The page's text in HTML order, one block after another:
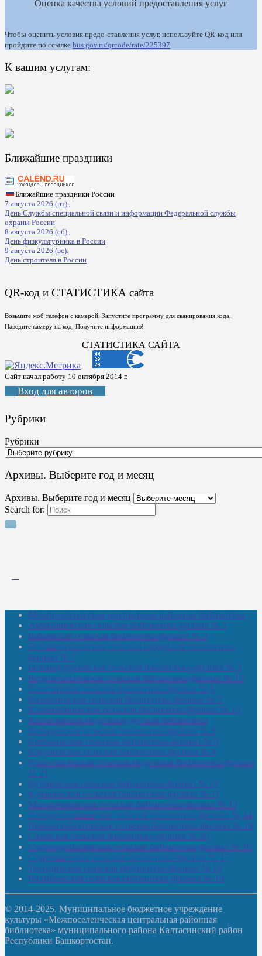
Оценка качества условий предоставления услуг
Чтобы оценить условия предо-ставления услуг, используйте QR-код или
пройдите по ссылке bus.gov.ru/qrcode/rate/225397
К вашим услугам:
Ближайшие праздники
Ближайшие праздники России
7 августа 2026 (пт):
День Службы специальной связи и информации Федеральной службы
охраны России
8 августа 2026 (сб):
День физкультурника в России
9 августа 2026 (вс):
День строителя в России
QR-код и СТАТИСТИКА сайта
Возьмите моб телефон с камерой, Запустите программу для сканирования кода,
Наведите камеру на код, Получите информацию!
СТАТИСТИКА САЙТА
Сайт начал работу 10 октября 2014 г.
Вход для авторов
Рубрики
Рубрики
Архивы. Выберите год и месяц
Архивы. Выберите год и месяц
Search for:
Межпоселенческая центральная районная библиотека
Амзибашевская сельская библиотека-филиал № 1
Бабаевская сельская библиотека-филиал № 2
Большекачаковская сельская модельная библиотека-
филиал № 7
Большекуразовская сельская библиотека-филиал № 3
Верхнетыхтемская сельская библиотека-филиал № 15
Калегинская сельская библиотека-филиал № 6
Калмашевская сельская библиотека-филиал № 5
Калмиябашевская сельская библиотека-филиал № 13
Калтасинская модельная детская библиотека
Кельтеевская сельская библиотека-филиал № 8
Киебаковская сельская библиотека-филиал № 9
Кокушевская сельская библиотека-филиал № 4
Краснохолмская сельская модельная библиотека-филиал
№ 21
Кутеремская сельская библиотека-филиал № 22
Кучашевская сельская библиотека-филиал № 11
Малокачаковская сельская библиотека-филиал № 12
Нижнекачмашевская сельская библиотека-филиал № 14
Новокильбахтинская сельская библиотека-филиал № 19
Сазовская сельская библиотека-филиал № 20
Староорьебашевская сельская библиотека-филиал № 16
Старояшевская сельская библиотека-филиал № 17
Тюльдинская сельская библиотека-филиал № 18
Чилибеевская сельская библиотека-филиал № 10
© 2014-2025. Муниципальное бюджетное учреждение
культуры «Межпоселенческая центральная районная
библиотека» муниципального района Калтасинский район
Республики Башкортостан.